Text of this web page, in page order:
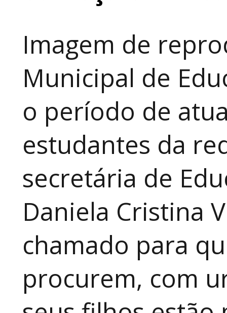
Imagem de
Municipal de
o período de
estudantes da
secretária de
Daniela Cristina
chamado para
procurem, com